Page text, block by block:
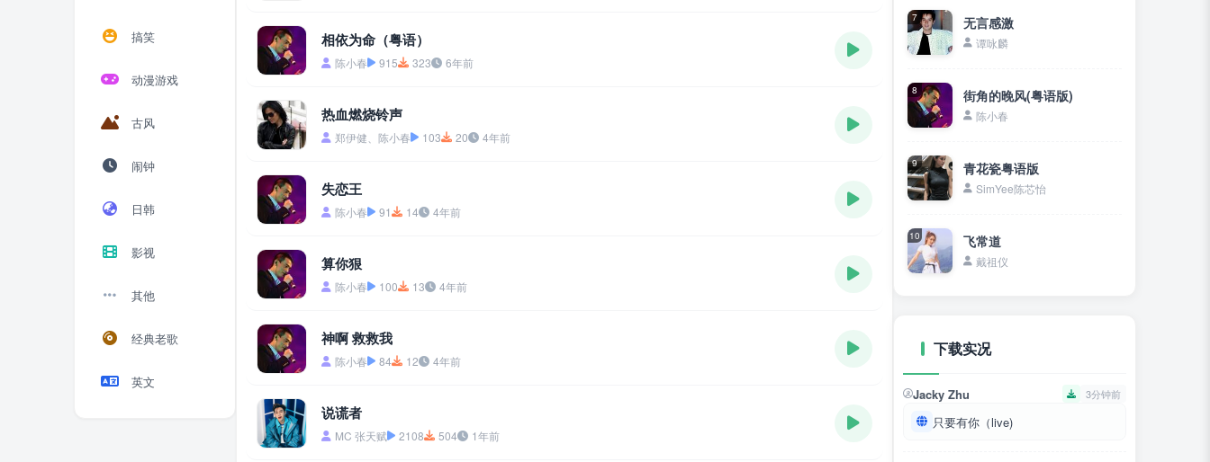
搞笑
动漫游戏
古风
闹钟
日韩
影视
其他
经典老歌
英文
相依为命（粤语）
陈小春 915 323 6年前
热血燃烧铃声
郑伊健、陈小春 103 20 4年前
失恋王
陈小春 91 14 4年前
算你狠
陈小春 100 13 4年前
神啊 救救我
陈小春 84 12 4年前
说谎者
MC 张天赋 2108 504 1年前
7 无言感激
谭咏麟
8 街角的晚风(粤语版)
陈小春
9 青花瓷粤语版
SimYee陈芯怡
10 飞常道
戴祖仪
下载实况
Jacky Zhu 3分钟前
只要有你（live)